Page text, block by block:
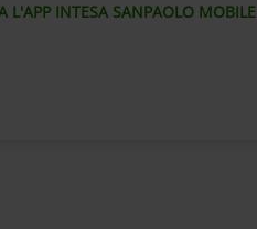
L'APP INTESA SANPAOLO MOBILE